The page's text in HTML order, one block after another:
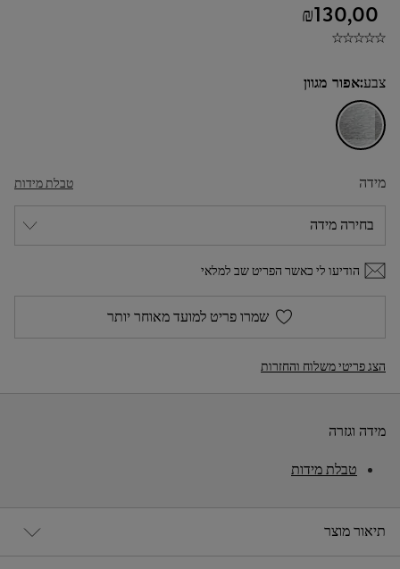
₪130,00
צבע:אפור מגוון
מידה טבלת מידות
הודיעו לי כאשר הפריט שב למלאי
שמרו פריט למועד מאוחר יותר
הצג פריטי משלוח והחזרות
תיאור מוצר
מידה וגזרה
טבלת מידות